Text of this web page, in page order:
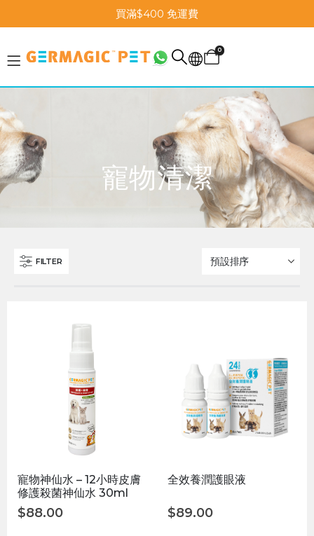
買滿$400 免運費
0
寵物清潔
FILTER
寵物神仙水 – 12小時皮膚
修護殺菌神仙水 30ml
$88.00
全效養潤護眼液
$89.00